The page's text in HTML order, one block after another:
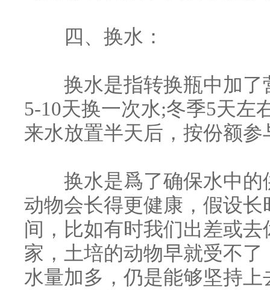
四、换水：
换水是指转换瓶中加了
5-10天换一次水;冬季5天左
来水放置半天后，按份额
换水是爲了确保水中的
动物会长得更健康，假设
间，比如有时我们出差或
家，土培的动物早就受不
水量加多，仍是能够坚持